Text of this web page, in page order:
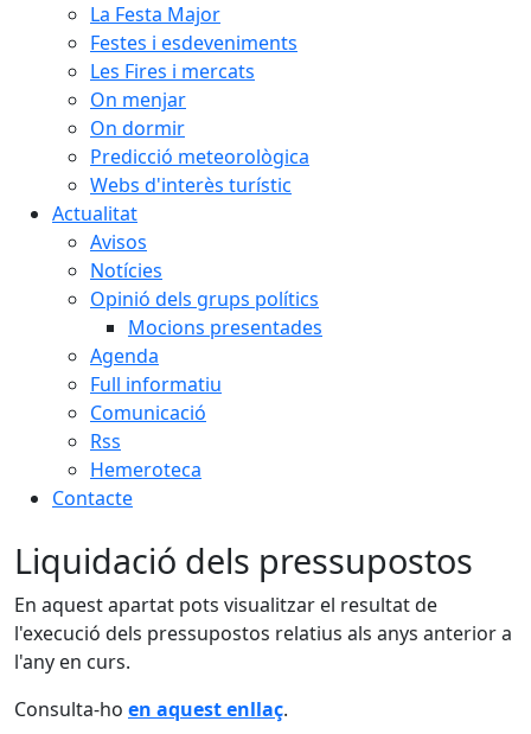
La Festa Major
Festes i esdeveniments
Les Fires i mercats
On menjar
On dormir
Predicció meteorològica
Webs d'interès turístic
Actualitat
Avisos
Notícies
Opinió dels grups polítics
Mocions presentades
Agenda
Full informatiu
Comunicació
Rss
Hemeroteca
Contacte
Liquidació dels pressupostos
En aquest apartat pots visualitzar el resultat de
l'execució dels pressupostos relatius als anys anterior a
l'any en curs.
Consulta-ho en aquest enllaç.